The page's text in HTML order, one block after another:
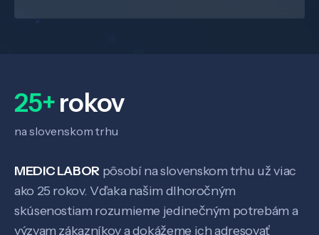
25+rokov
na slovenskom trhu
MEDIC LABOR pôsobí na slovenskom trhu už viac
ako 25 rokov. Vďaka našim dlhoročným
skúsenostiam rozumieme jedinečným potrebám a
výzvam zákazníkov a dokážeme ich adresovať